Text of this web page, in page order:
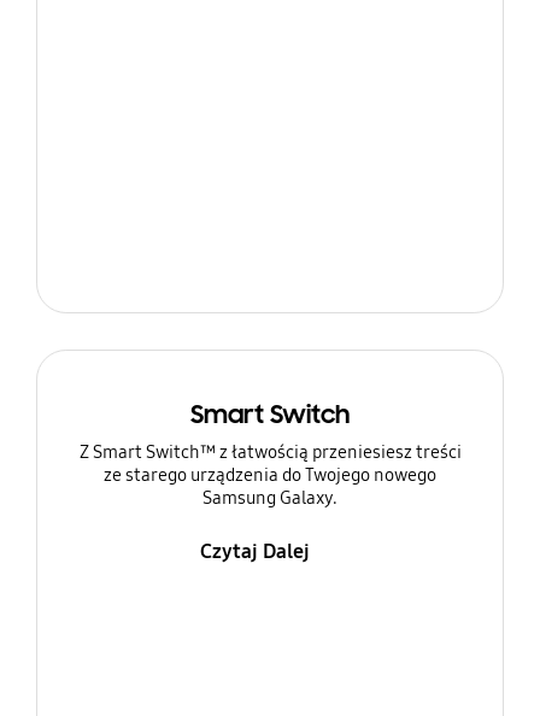
Smart Switch
Z Smart Switch™ z łatwością przeniesiesz treści
ze starego urządzenia do Twojego nowego
Samsung Galaxy.
Czytaj Dalej